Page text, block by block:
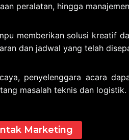
peralatan, hingga
memberikan solusi kreatif
dan jadwal yang telah
penyelenggara acara
masalah teknis dan logistik.
Marketing